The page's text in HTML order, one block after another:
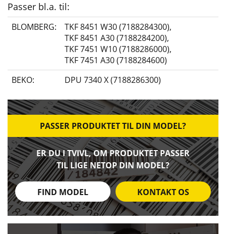
Passer bl.a. til:
BLOMBERG: TKF 8451 W30 (7188284300),
TKF 8451 A30 (7188284200),
TKF 7451 W10 (7188286000),
TKF 7451 A30 (7188284600)
BEKO:
DPU 7340 X (7188286300)
PASSER PRODUKTET TIL DIN MODEL?
ER DU I TVIVL, OM PRODUKTET PASSER
TIL LIGE NETOP DIN MODEL?
FIND MODEL KONTAKT OS